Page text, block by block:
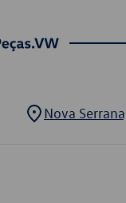
Nova Serrana